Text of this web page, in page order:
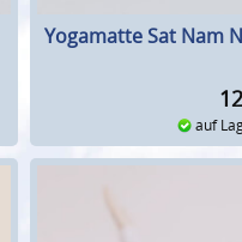
Yogamatte Sat Nam
auf